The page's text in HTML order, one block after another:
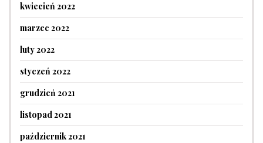
kwiecień 2022
marzec 2022
luty 2022
styczeń 2022
grudzień 2021
listopad 2021
październik 2021